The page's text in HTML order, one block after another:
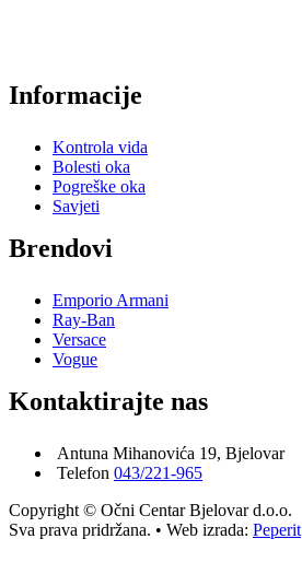
Informacije
Kontrola vida
Bolesti oka
Pogreške oka
Savjeti
Brendovi
Emporio Armani
Ray-Ban
Versace
Vogue
Kontaktirajte nas
Antuna Mihanovića 19, Bjelovar
Telefon 043/221-965
Copyright © Očni Centar Bjelovar d.o.o.
Sva prava pridržana. • Web izrada: Peperit